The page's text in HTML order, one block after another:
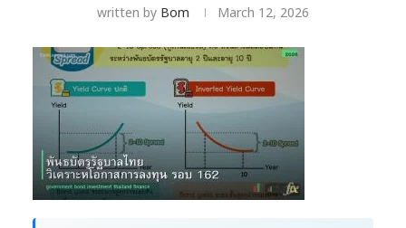
written by Bom March 12, 2026